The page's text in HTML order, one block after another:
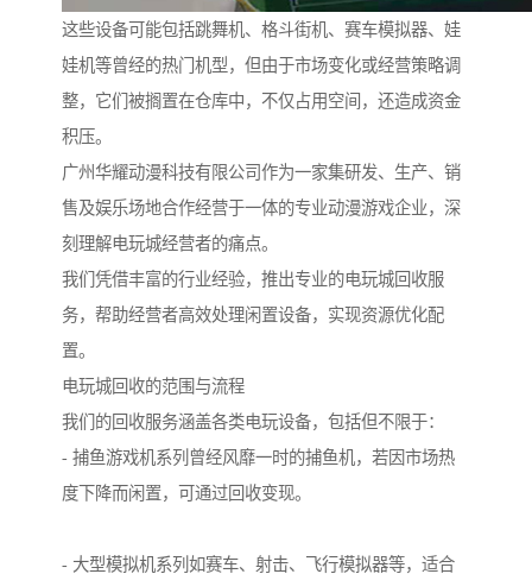
这些设备可能包括跳舞机、格斗街机、赛车模拟器、娃
娃机等曾经的热门机型，但由于市场变化或经营策略调
整，它们被搁置在仓库中，不仅占用空间，还造成资金
积压。
广州华耀动漫科技有限公司作为一家集研发、生产、销
售及娱乐场地合作经营于一体的专业动漫游戏企业，深
刻理解电玩城经营者的痛点。
我们凭借丰富的行业经验，推出专业的电玩城回收服
务，帮助经营者高效处理闲置设备，实现资源优化配
置。
电玩城回收的范围与流程
我们的回收服务涵盖各类电玩设备，包括但不限于：
- 捕鱼游戏机系列曾经风靡一时的捕鱼机，若因市场热
度下降而闲置，可通过回收变现。
- 大型模拟机系列如赛车、射击、飞行模拟器等，适合